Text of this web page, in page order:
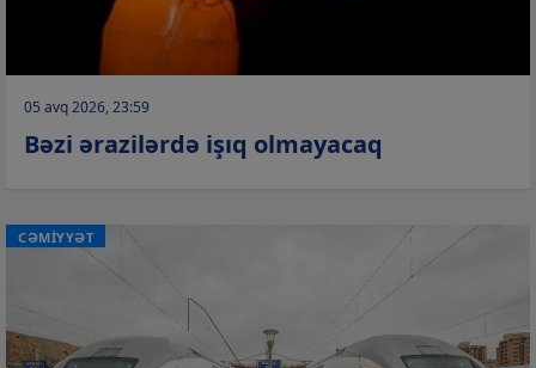
05 avq 2026, 23:59
Bəzi ərazilərdə işıq olmayacaq
CƏMİYYƏT